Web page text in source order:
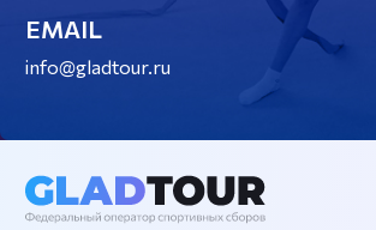
EMAIL
info@gladtour.ru